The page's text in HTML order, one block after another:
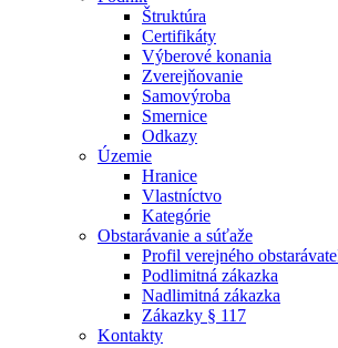
Štruktúra
Certifikáty
Výberové konania
Zverejňovanie
Samovýroba
Smernice
Odkazy
Územie
Hranice
Vlastníctvo
Kategórie
Obstarávanie a súťaže
Profil verejného
Podlimitná zákazka
Nadlimitná zákazka
Zákazky § 117
Kontakty